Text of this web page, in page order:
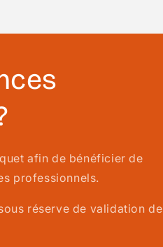
afin de bénéficier de
professionnels.
réserve de validation de